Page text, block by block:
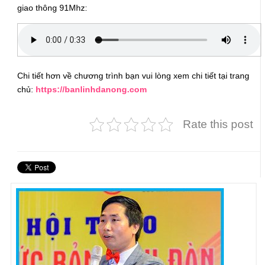
giao thông 91Mhz:
Chi tiết hơn về chương trình bạn vui lòng xem chi tiết tại trang
chủ: https://banlinhdanong.com
Rate this post